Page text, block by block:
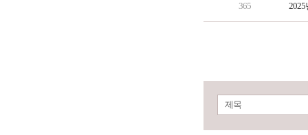
365 2025
제목